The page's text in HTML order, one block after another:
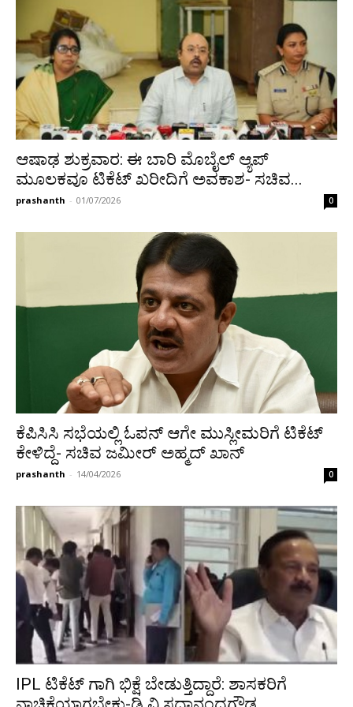
ಆಷಾಢ ಶುಕ್ರವಾರ: ಈ ಬಾರಿ ಮೊಬೈಲ್ ಆ್ಯಪ್
ಮೂಲಕವೂ ಟಿಕೆಟ್ ಖರೀದಿಗೆ ಅವಕಾಶ- ಸಚಿವ...
prashanth - 01/07/2026 0
ಕೆಪಿಸಿಸಿ ಸಭೆಯಲ್ಲಿ ಓಪನ್ ಆಗೇ ಮುಸ್ಲೀಮರಿಗೆ ಟಿಕೆಟ್
ಕೇಳಿದ್ದೆ- ಸಚಿವ ಜಮೀರ್ ಅಹ್ಮದ್ ಖಾನ್
prashanth - 14/04/2026 0
IPL ಟಿಕೆಟ್ ಗಾಗಿ ಭಿಕ್ಷೆ ಬೇಡುತ್ತಿದ್ದಾರೆ: ಶಾಸಕರಿಗೆ